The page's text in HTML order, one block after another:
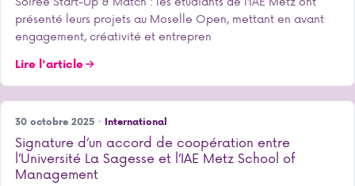
présenté leurs projets au Moselle Open, mettant en avant
engagement, créativité et entrepren
Lire l'article
30 octobre 2025 · International
Signature d’un accord de coopération entre
l’Université La Sagesse et l’IAE Metz School of
Management